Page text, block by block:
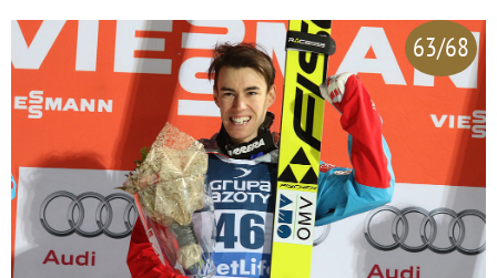
63/68